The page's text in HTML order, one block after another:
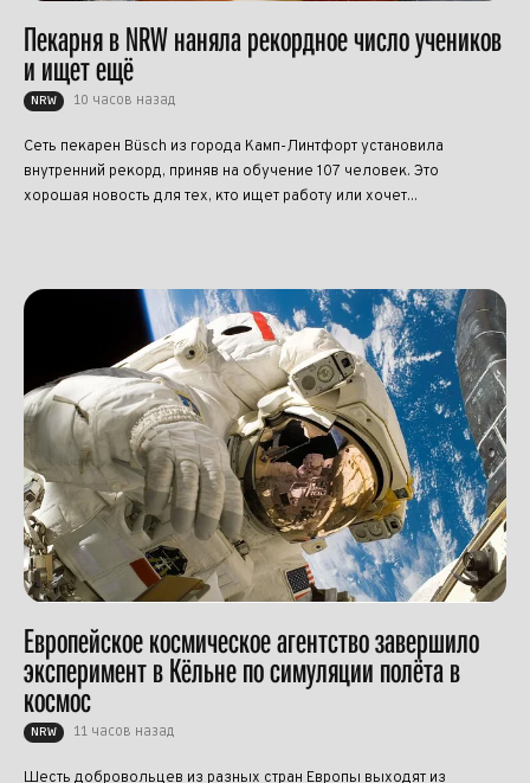
Пекарня в NRW наняла рекордное число учеников
и ищет ещё
NRW 10 часов назад
Сеть пекарен Büsch из города Камп-Линтфорт установила
внутренний рекорд, приняв на обучение 107 человек. Это
хорошая новость для тех, кто ищет работу или хочет...
Европейское космическое агентство завершило
эксперимент в Кёльне по симуляции полёта в
космос
NRW 11 часов назад
Шесть добровольцев из разных стран Европы выходят из